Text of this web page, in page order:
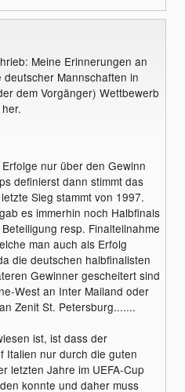
Meine Erinnerungen an
deutscher Mannschaften in
dem Vorgänger) Wettbewerb
nur über den Gewinn
definierst dann stimmt das
Sieg stammt von 1997.
es immerhin noch Halbfinals
resp. Finalteilnahme
man auch als Erfolg
die deutschen halbfinalisten
Gewinner gescheitert sind
West an Inter Mailand oder
Zenit St. Petersburg.......
ist, ist dass der
Italien nur durch die guten
letzten Jahre im UEFA-Cup
konnte und daher muss